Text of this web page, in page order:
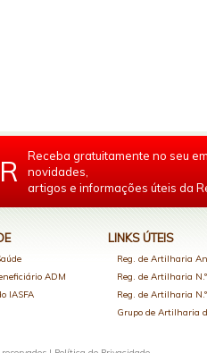
Receba gratuitamente no seu
novidades,
artigos e informações úteis da
ADM
IASFA
LINKS ÚTEIS
Reg. de Artilharia
Reg. de Artilharia
Reg. de Artilharia
Grupo de Artilharia